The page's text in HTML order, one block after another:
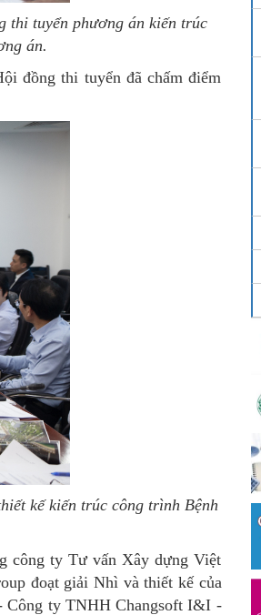
thi tuyển phương án kiến trúc
án.
đồng thi tuyển đã chấm điểm
kế kiến trúc công trình Bệnh
công ty Tư vấn Xây dựng Việt
đoạt giải Nhì và thiết kế của
Công ty TNHH Changsoft I&I -